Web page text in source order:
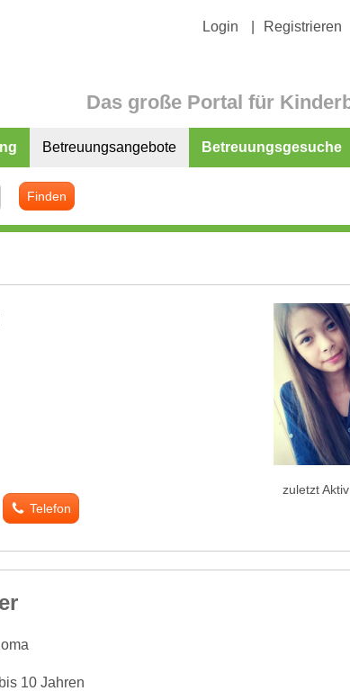
Login Registrieren
Das große Portal für
Betreuungsangebote Betreuungsgesuche
Finden
Telefon
zuletzt
10 Jahren